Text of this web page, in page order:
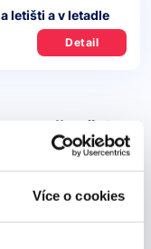
Více o cookies
letišti a v letadle
Detail
našeho